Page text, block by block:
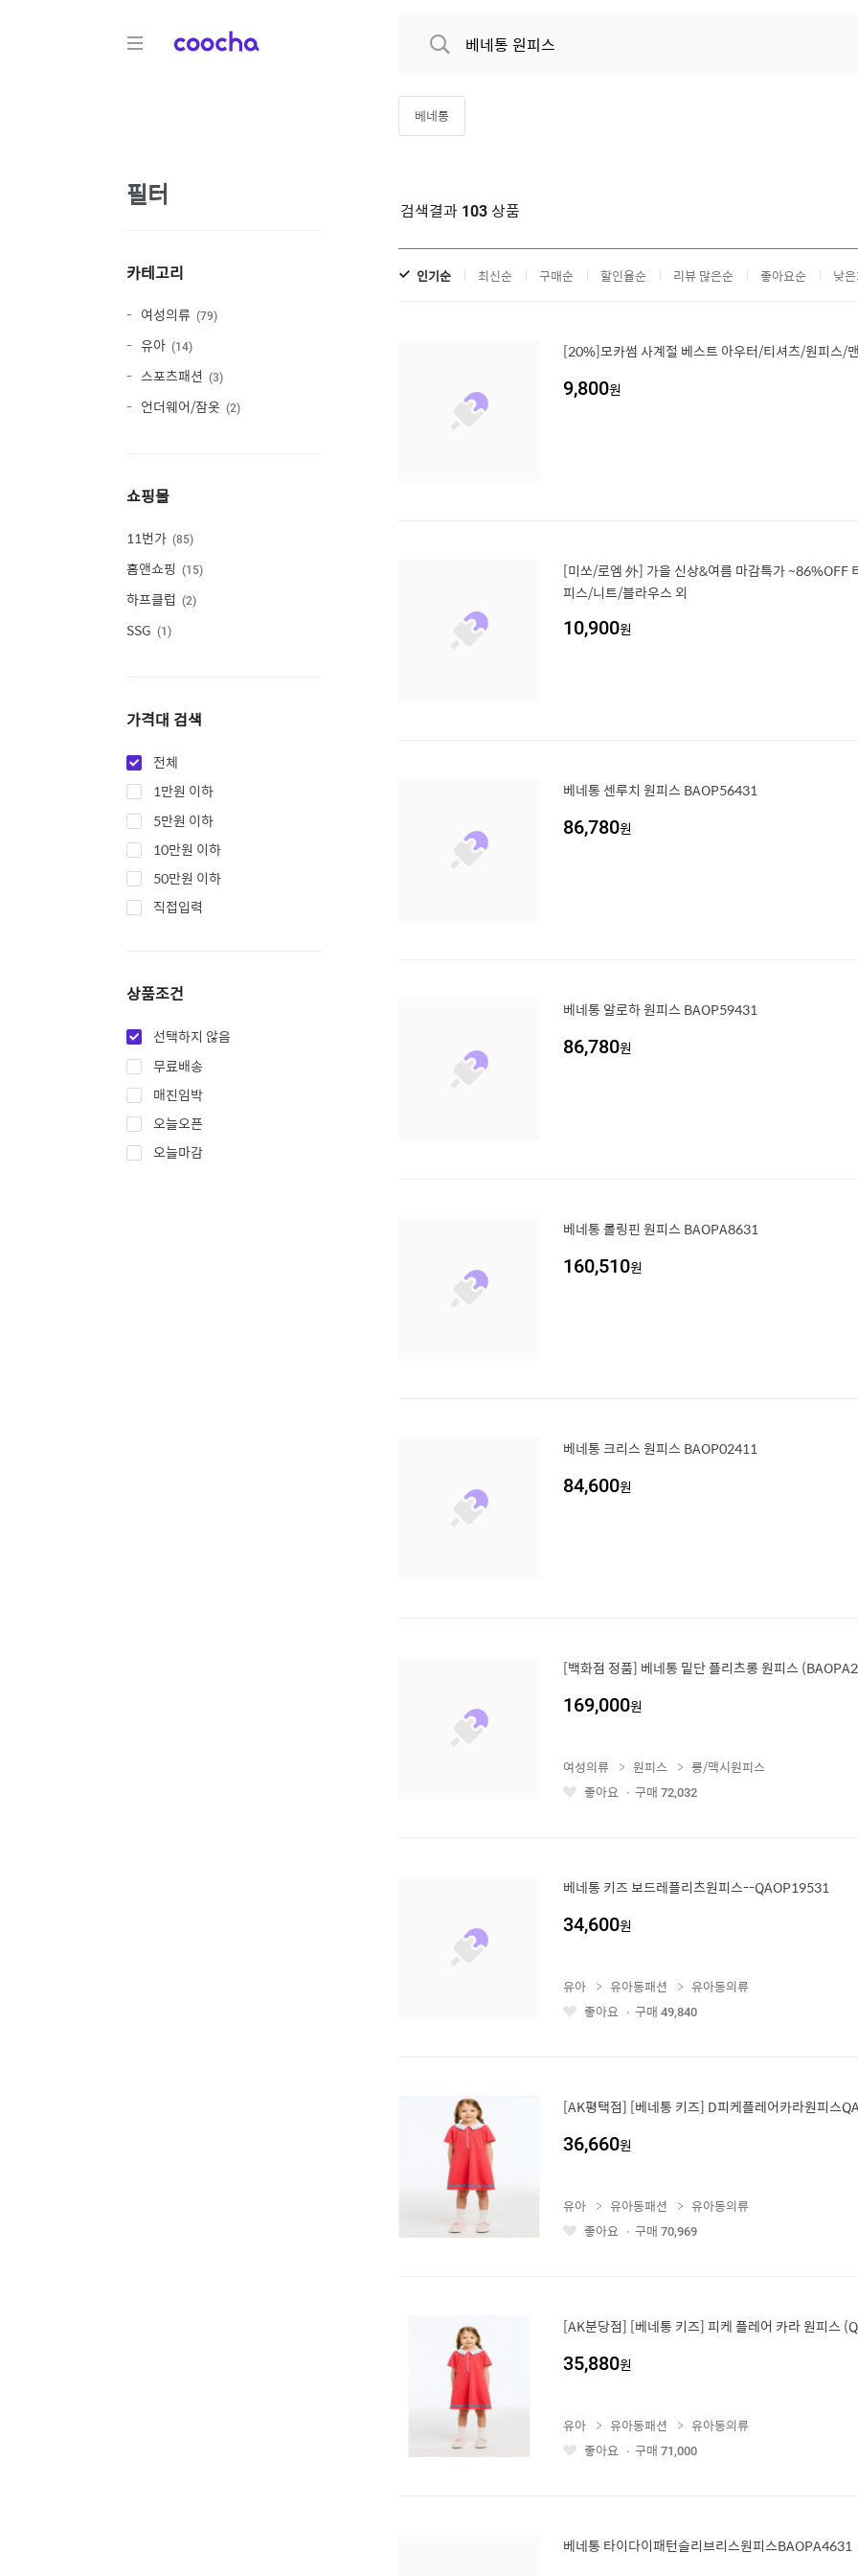
COOCHA
필터
카테고리
여성의류 79
유아 14
스포츠패션 3
언더웨어/잠옷 2
쇼핑몰
11번가 85
홈앤쇼핑 15
하프클럽 2
SSG 1
가격대 검색
전체
1만원 이하
5만원 이하
10만원 이하
50만원 이하
직접입력
상품조건
선택하지 않음
무료배송
매진임박
오늘오픈
오늘마감
베네통
검색결과 103 상품
인기순 최신순 구매순 할인율순 리뷰 많은순 좋아요순 낮
[20%]모카썸 사계절 베스트 아우터/티셔츠/원피스/
9,800원
[미쏘/로엠 外] 가을 신상&여름 마감특가 ~86%OFF
피스/니트/블라우스 외
10,900원
베네통 센루치 원피스 BAOP56431
86,780원
베네통 알로하 원피스 BAOP59431
86,780원
베네통 롤링핀 원피스 BAOPA8631
160,510원
베네통 크리스 원피스 BAOP02411
84,600원
[백화점 정품] 베네통 밑단 플리츠롱 원피스
169,000원
좋
여성의류 원피스
롱/맥시원피스
좋아요
구매 72,032
베네통 키즈 보드레플리츠원피스--QAOP19531
34,600원
좋
유아 유아동패션
유아동의류
좋아요
구매 49,840
[AK평택점] [베네통 키즈] D피케플레어카라원피스
36,660원
좋
유아 유아동패션
유아동의류
좋아요
구매 70,969
[AK분당점] [베네통 키즈] 피케 플레어 카라 원피스
35,880원
좋
유아 유아동패션
유아동의류
좋아요
구매 71,000
베네통 타이다이패턴슬리브리스원피스BAOPA4631